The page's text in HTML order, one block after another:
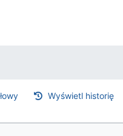
Wyświetl historię